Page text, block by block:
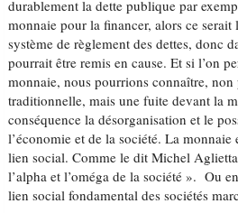
durablement la dette publique par
monnaie pour la financer, alors ce serait
système de règlement des dettes, donc
pourrait être remis en cause. Et si l’on
monnaie, nous pourrions connaître, non
traditionnelle, mais une fuite devant la
conséquence la désorganisation et le
l’économie et de la société. La
lien social. Comme le dit Michel
l’alpha et l’oméga de la société ». Ou
lien social fondamental des sociétés